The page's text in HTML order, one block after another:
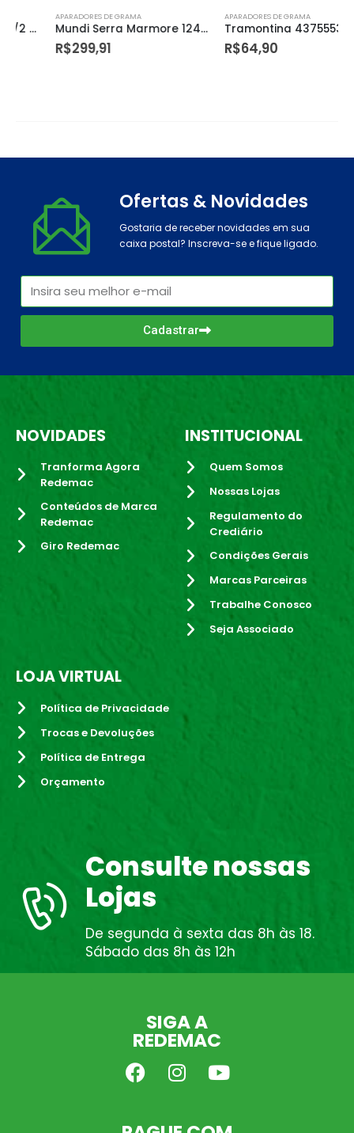
APARADORES DE GRAMA
Mundi Serra Marmore 1240w 220v – 15522
299,91
APARADORES DE GRAMA
Tramontina 43755530, Pistola Elétrica de Cola, Bivolt, Potencia 20 25 W, Preto
64,90
Ofertas & Novidades
Gostaria de receber novidades em sua
caixa postal? Inscreva-se e fique ligado.
Cadastrar
NOVIDADES
Tranforma Agora
Redemac
Conteúdos de Marca
Redemac
Giro Redemac
INSTITUCIONAL
Quem Somos
Nossas Lojas
Regulamento do
Crediário
Condições Gerais
Marcas Parceiras
Trabalhe Conosco
Seja Associado
LOJA VIRTUAL
Política de Privacidade
Trocas e Devoluções
Política de Entrega
Orçamento
Consulte nossas
Lojas
De segunda à sexta das 8h às 18.
Sábado das 8h às 12h
SIGA A
REDEMAC